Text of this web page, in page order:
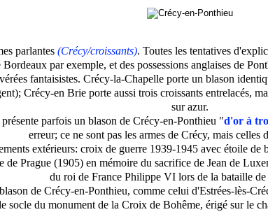
parlantes (Crécy/croissants). Toutes les tentatives
Bordeaux par exemple, et des possessions anglaises de
fantaisistes. Crécy-la-Chapelle porte un blason
Crécy-en Brie porte aussi trois croissants entrelacés,
sur azur.
parfois un blason de Crécy-en-Ponthieu "d'or à
erreur; ce ne sont pas les armes de Crécy, mais celles
extérieurs: croix de guerre 1939-1945 avec étoile de
de Prague (1905) en mémoire du sacrifice de Jean de
du roi de France Philippe VI lors de la bataille
de Crécy-en-Ponthieu, comme celui d'Estrées-lès-
socle du monument de la Croix de Bohême, érigé sur le